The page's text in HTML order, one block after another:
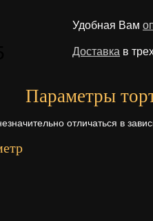
Удобная Вам
Доставка в
Параметры
отличаться в